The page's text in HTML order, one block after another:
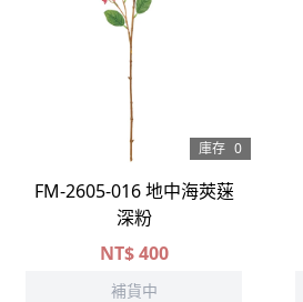
庫存 0
FM-2605-016 地中海莢蒾
深粉
NT$400
補貨中